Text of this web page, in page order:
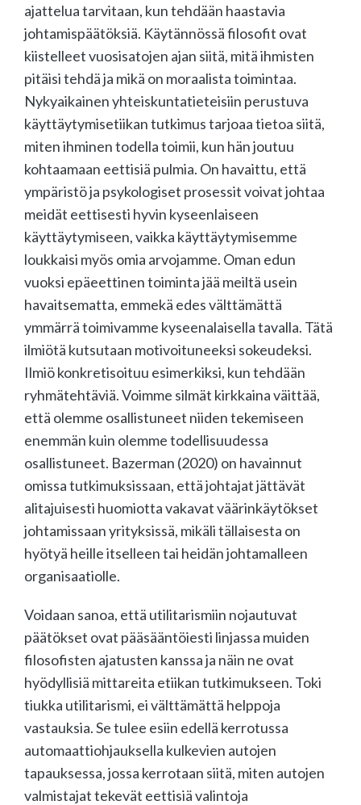
ajattelua tarvitaan, kun tehdään haastavia
johtamispäätöksiä. Käytännössä filosofit ovat
kiistelleet vuosisatojen ajan siitä, mitä ihmisten
pitäisi tehdä ja mikä on moraalista toimintaa.
Nykyaikainen yhteiskuntatieteisiin perustuva
käyttäytymisetiikan tutkimus tarjoaa tietoa siitä,
miten ihminen todella toimii, kun hän joutuu
kohtaamaan eettisiä pulmia. On havaittu, että
ympäristö ja psykologiset prosessit voivat johtaa
meidät eettisesti hyvin kyseenlaiseen
käyttäytymiseen, vaikka käyttäytymisemme
loukkaisi myös omia arvojamme. Oman edun
vuoksi epäeettinen toiminta jää meiltä usein
havaitsematta, emmekä edes välttämättä
ymmärrä toimivamme kyseenalaisella tavalla. Tätä
ilmiötä kutsutaan motivoituneeksi sokeudeksi.
Ilmiö konkretisoituu esimerkiksi, kun tehdään
ryhmätehtäviä. Voimme silmät kirkkaina väittää,
että olemme osallistuneet niiden tekemiseen
enemmän kuin olemme todellisuudessa
osallistuneet. Bazerman (2020) on havainnut
omissa tutkimuksissaan, että johtajat jättävät
alitajuisesti huomiotta vakavat väärinkäytökset
johtamissaan yrityksissä, mikäli tällaisesta on
hyötyä heille itselleen tai heidän johtamalleen
organisaatiolle.
Voidaan sanoa, että utilitarismiin nojautuvat
päätökset ovat pääsääntöiesti linjassa muiden
filosofisten ajatusten kanssa ja näin ne ovat
hyödyllisiä mittareita etiikan tutkimukseen. Toki
tiukka utilitarismi, ei välttämättä helppoja
vastauksia. Se tulee esiin edellä kerrotussa
automaattiohjauksella kulkevien autojen
tapauksessa, jossa kerrotaan siitä, miten autojen
valmistajat tekevät eettisiä valintoja